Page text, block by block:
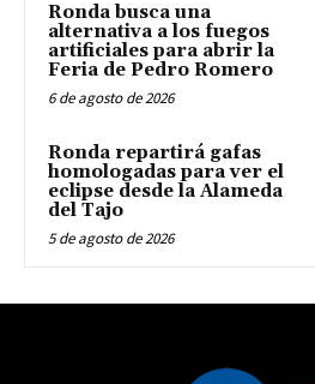
Ronda busca una
alternativa a los fuegos
artificiales para abrir la
Feria de Pedro Romero
6 de agosto de 2026
Ronda repartirá gafas
homologadas para ver el
eclipse desde la Alameda
del Tajo
5 de agosto de 2026